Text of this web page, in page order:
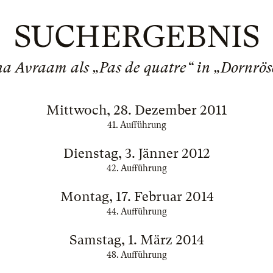
SUCHERGEBNIS
Avraam als „Pas de quatre“ in
Mittwoch, 28. Dezember 2011
41. Aufführung
Dienstag, 3. Jänner 2012
42. Aufführung
Montag, 17. Februar 2014
44. Aufführung
Samstag, 1. März 2014
48. Aufführung